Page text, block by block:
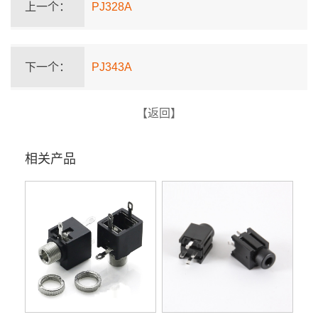
上一个： PJ328A
下一个： PJ343A
【返回】
相关产品